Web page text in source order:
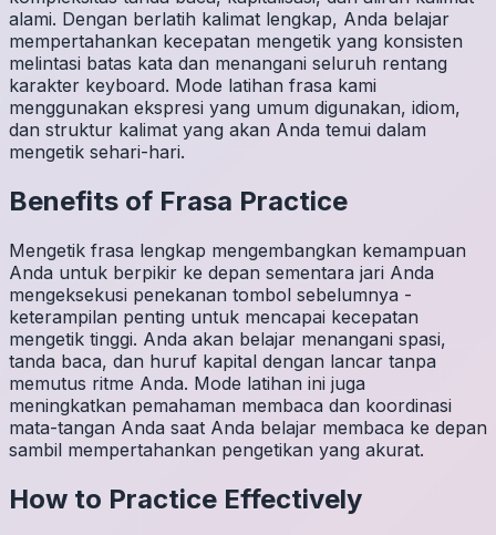
alami. Dengan berlatih kalimat lengkap, Anda belajar
mempertahankan kecepatan mengetik yang konsisten
melintasi batas kata dan menangani seluruh rentang
karakter keyboard. Mode latihan frasa kami
menggunakan ekspresi yang umum digunakan, idiom,
dan struktur kalimat yang akan Anda temui dalam
mengetik sehari-hari.
Benefits of Frasa Practice
Mengetik frasa lengkap mengembangkan kemampuan
Anda untuk berpikir ke depan sementara jari Anda
mengeksekusi penekanan tombol sebelumnya -
keterampilan penting untuk mencapai kecepatan
mengetik tinggi. Anda akan belajar menangani spasi,
tanda baca, dan huruf kapital dengan lancar tanpa
memutus ritme Anda. Mode latihan ini juga
meningkatkan pemahaman membaca dan koordinasi
mata-tangan Anda saat Anda belajar membaca ke depan
sambil mempertahankan pengetikan yang akurat.
How to Practice Effectively